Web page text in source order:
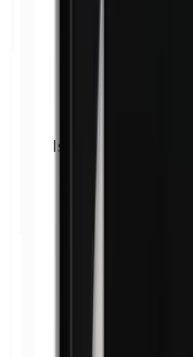
Isobutilparabenos